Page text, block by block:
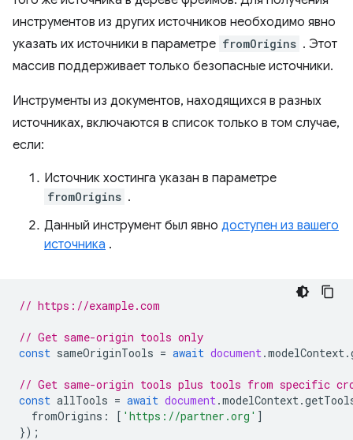
инструментов из других источников необходимо явно
указать их источники в параметре fromOrigins . Этот
массив поддерживает только безопасные источники.
Инструменты из документов, находящихся в разных
источниках, включаются в список только в том случае,
если:
Источник хостинга указан в параметре
fromOrigins .
Данный инструмент был явно доступен из вашего
источника .
// https://example.com
// Get same-origin tools only
const sameOriginTools = await document.modelContext.
// Get same-origin tools plus tools from specific
const allTools = await document.modelContext.
fromOrigins : [ 'https://partner.org' ]
});